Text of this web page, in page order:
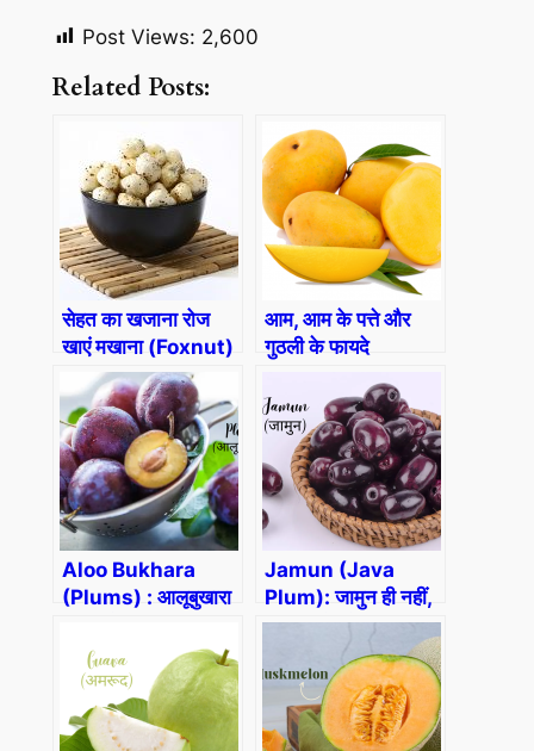
Post Views: 2,600
Related Posts:
सेहत का खजाना रोज
खाएं मखाना (Foxnut)
आम, आम के पत्ते और
गुठली के फायदे
Mango, Its
Leaves & Seeds)
Aloo Bukhara
(Plums) : आलूबुखारा
का काम
Jamun (Java
Plum): जामुन ही नहीं,
गुठली,पत्ते और सिरका भी
औषधि की तरह काम आता
है।